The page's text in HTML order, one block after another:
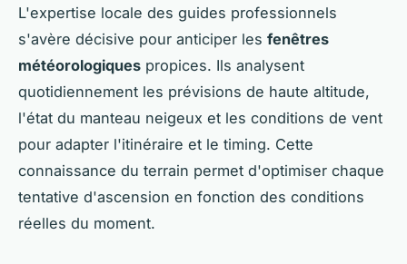
L'expertise locale des guides professionnels
s'avère décisive pour anticiper les fenêtres
météorologiques propices. Ils analysent
quotidiennement les prévisions de haute altitude,
l'état du manteau neigeux et les conditions de vent
pour adapter l'itinéraire et le timing. Cette
connaissance du terrain permet d'optimiser chaque
tentative d'ascension en fonction des conditions
réelles du moment.